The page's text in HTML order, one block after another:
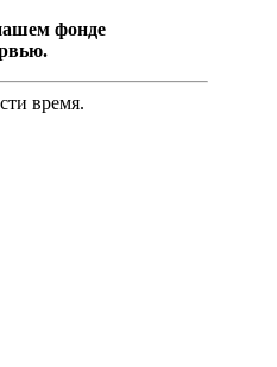
фонде
время.